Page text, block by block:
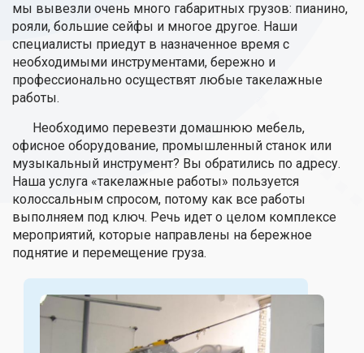
мы вывезли очень много габаритных грузов: пианино,
рояли, большие сейфы и многое другое. Наши
специалисты приедут в назначенное время с
необходимыми инструментами, бережно и
профессионально осуществят любые такелажные
работы.
Необходимо перевезти домашнюю мебель,
офисное оборудование, промышленный станок или
музыкальный инструмент? Вы обратились по адресу.
Наша услуга «такелажные работы» пользуется
колоссальным спросом, потому как все работы
выполняем под ключ. Речь идет о целом комплексе
мероприятий, которые направлены на бережное
поднятие и перемещение груза.